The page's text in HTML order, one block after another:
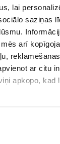
lai
saziņas
arī
ar citu
apkopo, kad